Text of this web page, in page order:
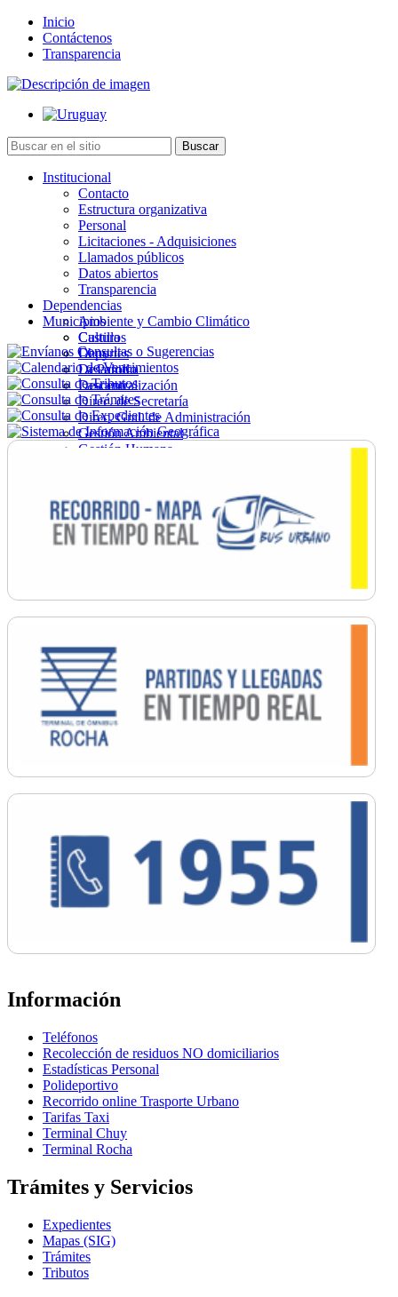
Inicio
Contáctenos
Transparencia
Institucional
Contacto
Estructura organizativa
Personal
Licitaciones - Adquisiciones
Llamados públicos
Datos abiertos
Transparencia
Dependencias
Ambiente y Cambio Climático
Cultura
Deportes
Desarrollo
Descentralización
Direc. de Secretaría
Direc. Gral. de Administración
Gestión Ambiental
Gestión Humana
Ordenamiento
Promoción Social
Salud
Secretaría General
Municipios
Castillos
Chuy
La Paloma
Lascano
Información
Teléfonos
Recolección de residuos NO domiciliarios
Estadísticas Personal
Polideportivo
Recorrido online Trasporte Urbano
Tarifas Taxi
Terminal Chuy
Terminal Rocha
Trámites y Servicios
Expedientes
Mapas (SIG)
Trámites
Tributos